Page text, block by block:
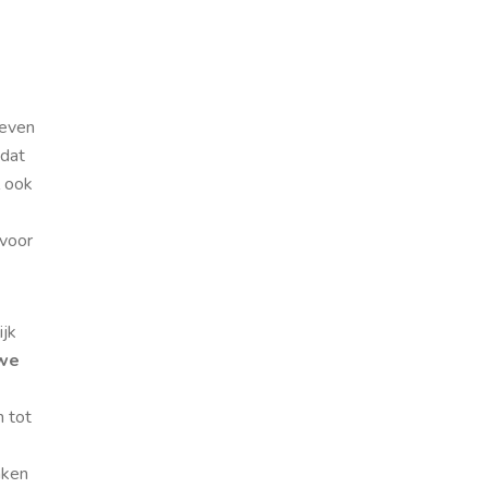
tot